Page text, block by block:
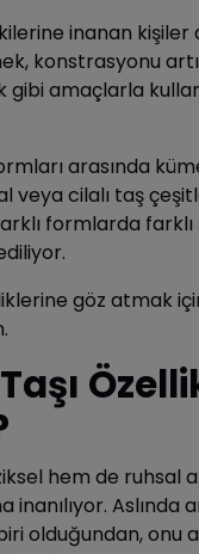
inanan kişiler
konstrasyonu
amaçlarla
arasında
veya cilalı taş
formlarda
göz atmak
hem de ruhsal
inanılıyor. Aslında
olduğundan, onu